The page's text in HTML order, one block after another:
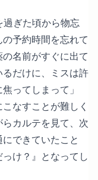
ぎた頃から物忘
予約時間を忘れて
名前がすぐに出て
だけに、ミスは許
ってしまって」
なすことが難しく
カルテを見て、次
できていたこと
け？』となってし